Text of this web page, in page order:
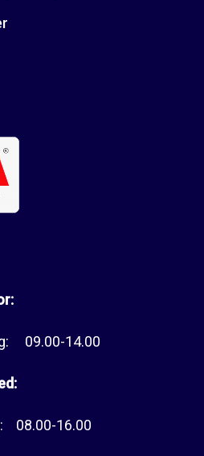
09.00-14.00
08.00-16.00